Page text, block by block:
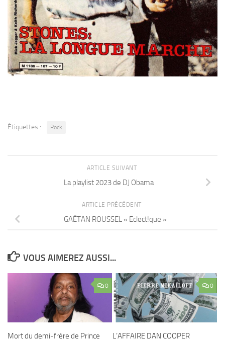
Étiquettes : Rock
ARTICLE SUIVANT
La playlist 2023 de DJ Obama
ARTICLE PRÉCÉDENT
GAËTAN ROUSSEL « Eclect!que »
VOUS AIMEREZ AUSSI...
0
Mort du demi-frère de Prince
0
L’AFFAIRE DAN COOPER